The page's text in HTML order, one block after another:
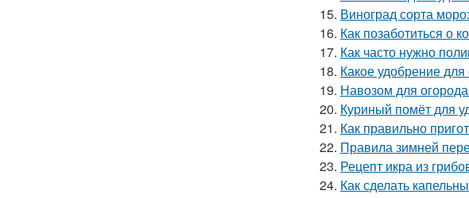
15. Виноград сорта
16. Как позаботиться о
17. Как часто нужно
18. Какое удобрение
19. Навозом для
20. Куриный помёт для
21. Как правильно
22. Правила зимней
23. Рецепт икра из
24. Как сделать